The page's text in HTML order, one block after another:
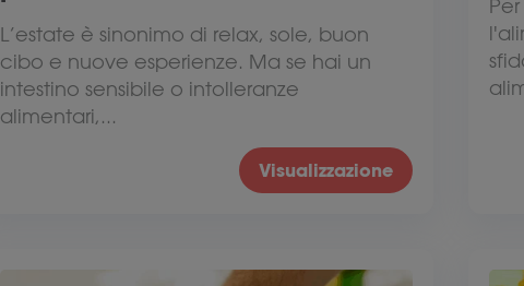
L’estate è sinonimo di relax, sole, buon
cibo e nuove esperienze. Ma se hai un
intestino sensibile o intolleranze
alimentari,...
Visualizzazione